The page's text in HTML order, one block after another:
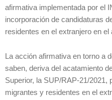
afirmativa implementada por el
incorporación de candidaturas
residentes en el extranjero en
La acción afirmativa en torno a
saben, deriva del acatamiento
Superior, la SUP/RAP-21/2021,
migrantes y residentes en el